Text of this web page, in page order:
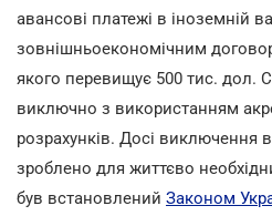
авансові платежі в іноземній
зовнішньоекономічним
якого перевищує 500 тис. дол.
виключно з використанням
розрахунків. Досі виключення в
зроблено для життєво
був встановлений Законом